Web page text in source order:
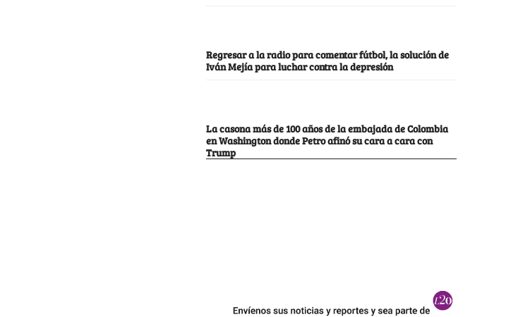
Regresar a la radio para comentar fútbol, la solución de
Iván Mejía para luchar contra la depresión
La casona más de 100 años de la embajada de Colombia
en Washington donde Petro afinó su cara a cara con
Trump